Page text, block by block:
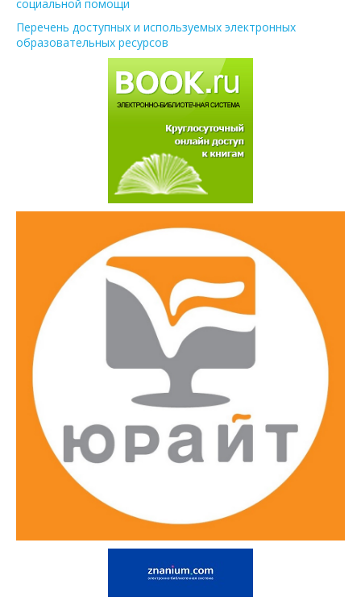
социальной помощи
Перечень доступных и используемых электронных
образовательных ресурсов